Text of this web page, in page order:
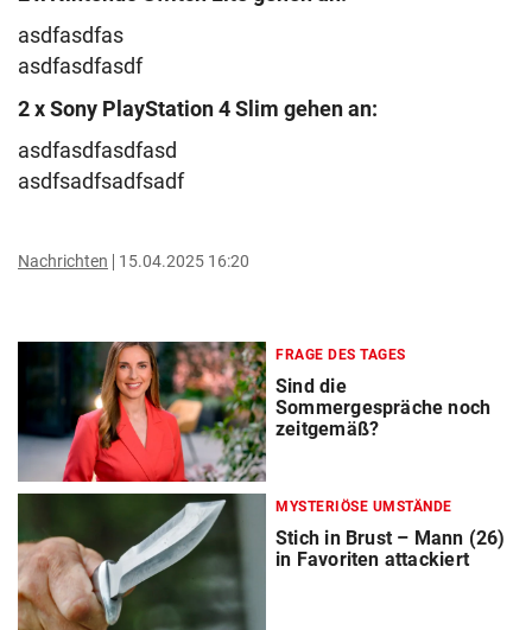
asdfasdfas
asdfasdfasdf
2 x Sony PlayStation 4 Slim gehen an:
asdfasdfasdfasd
asdfsadfsadfsadf
Nachrichten 15.04.2025 16:20
FRAGE DES TAGES
Sind die
Sommergespräche noch
zeitgemäß?
MYSTERIÖSE UMSTÄNDE
Stich in Brust – Mann (26)
in Favoriten attackiert